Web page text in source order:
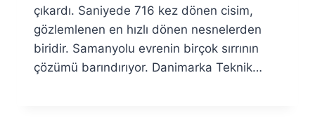
çıkardı. Saniyede 716 kez dönen cisim,
gözlemlenen en hızlı dönen nesnelerden
biridir. Samanyolu evrenin birçok sırrının
çözümü barındırıyor. Danimarka Teknik…